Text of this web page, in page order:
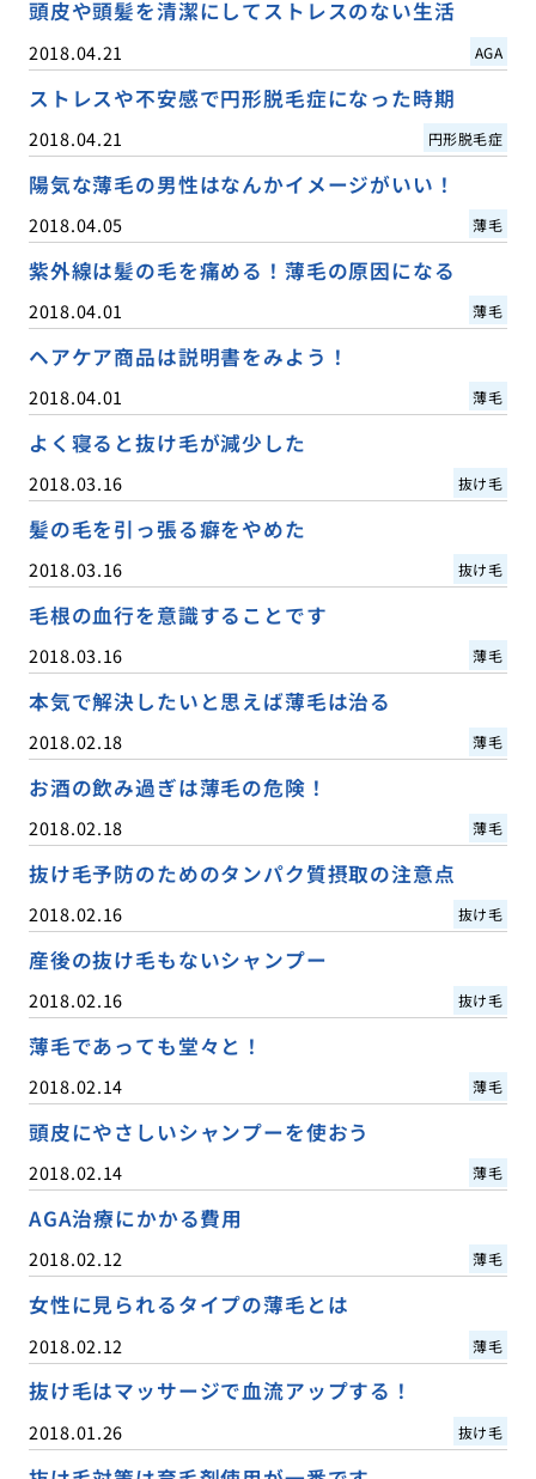
頭皮や頭髪を清潔にしてストレスのない生活
2018.04.21 AGA
ストレスや不安感で円形脱毛症になった時期
2018.04.21 円形脱毛症
陽気な薄毛の男性はなんかイメージがいい！
2018.04.05 薄毛
紫外線は髪の毛を痛める！薄毛の原因になる
2018.04.01 薄毛
ヘアケア商品は説明書をみよう！
2018.04.01 薄毛
よく寝ると抜け毛が減少した
2018.03.16 抜け毛
髪の毛を引っ張る癖をやめた
2018.03.16 抜け毛
毛根の血行を意識することです
2018.03.16 薄毛
本気で解決したいと思えば薄毛は治る
2018.02.18 薄毛
お酒の飲み過ぎは薄毛の危険！
2018.02.18 薄毛
抜け毛予防のためのタンパク質摂取の注意点
2018.02.16 抜け毛
産後の抜け毛もないシャンプー
2018.02.16 抜け毛
薄毛であっても堂々と！
2018.02.14 薄毛
頭皮にやさしいシャンプーを使おう
2018.02.14 薄毛
AGA治療にかかる費用
2018.02.12 薄毛
女性に見られるタイプの薄毛とは
2018.02.12 薄毛
抜け毛はマッサージで血流アップする！
2018.01.26 抜け毛